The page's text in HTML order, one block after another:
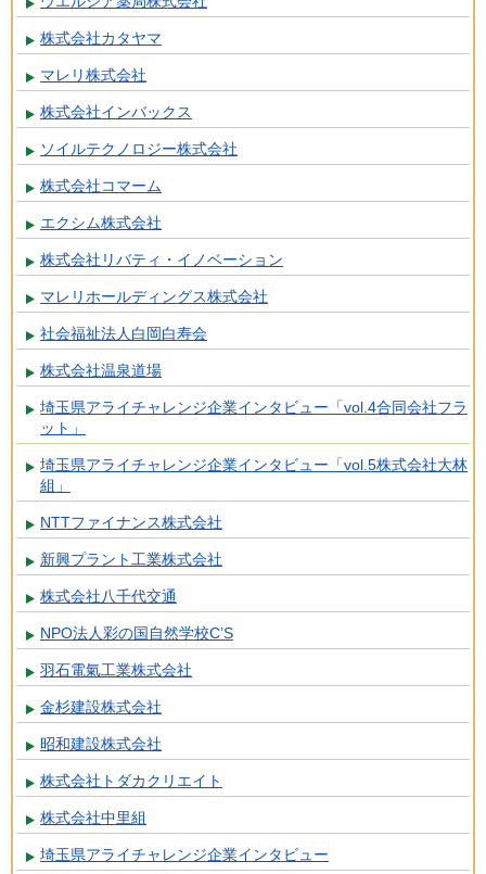
株式会社カタヤマ
マレリ株式会社
株式会社インバックス
ソイルテクノロジー株式会社
株式会社コマーム
エクシム株式会社
株式会社リバティ・イノベーション
マレリホールディングス株式会社
社会福祉法人白岡白寿会
株式会社温泉道場
埼玉県アライチャレンジ企業インタビュー「vol.4合同会社フラ
ット」
埼玉県アライチャレンジ企業インタビュー「vol.5株式会社大林
組」
NTTファイナンス株式会社
新興プラント工業株式会社
株式会社八千代交通
NPO法人彩の国自然学校C’S
羽石電氣工業株式会社
金杉建設株式会社
昭和建設株式会社
株式会社トダカクリエイト
株式会社中里組
埼玉県アライチャレンジ企業インタビュー